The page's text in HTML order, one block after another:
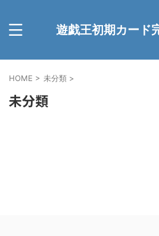
遊戯王初期カード
HOME > 未分類 >
未分類